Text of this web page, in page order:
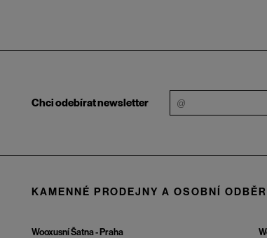
Chci odebírat newsletter
KAMENNÉ PRODEJNY A OSOBNÍ ODBĚR
Wooxusní Šatna - Praha